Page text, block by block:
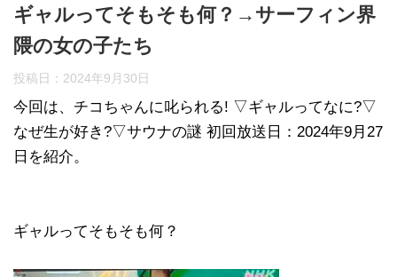
ギャルってそもそも何？→サーフィン界
隈の女の子たち
投稿日： 2024年9月30日
今回は、チコちゃんに叱られる! ▽ギャルってなに?▽
なぜ生が好き?▽サウナの謎 初回放送日：2024年9月27
日を紹介。
ギャルってそもそも何？